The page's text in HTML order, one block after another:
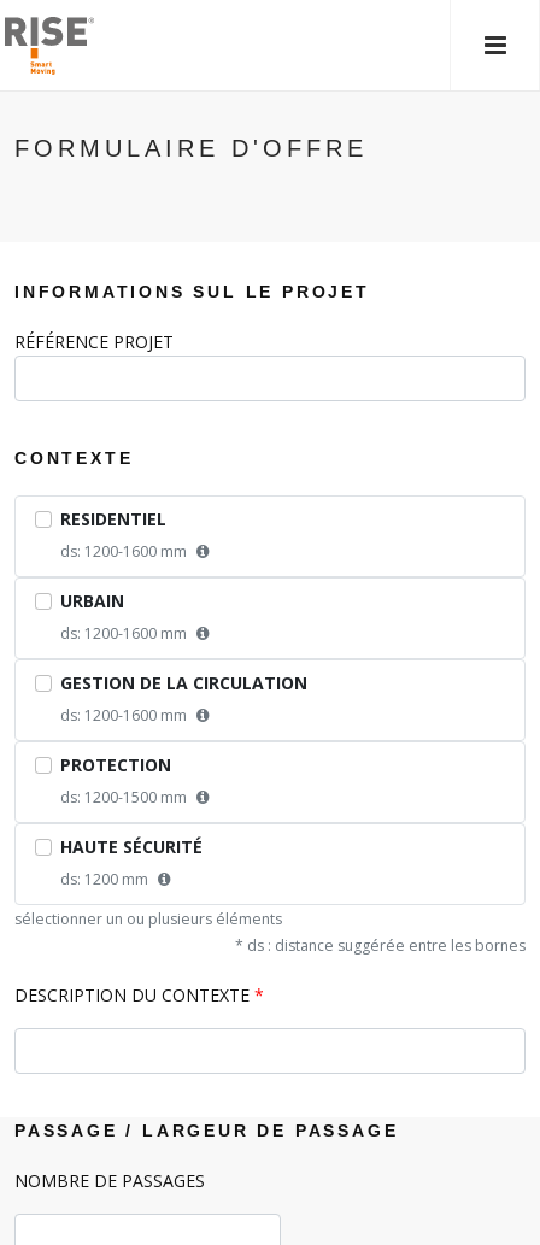
FORMULAIRE D'OFFRE
INFORMATIONS SUL LE PROJET
RÉFÉRENCE PROJET
CONTEXTE
Contexte
RESIDENTIEL
ds: 1200-1600 mm
URBAIN
ds: 1200-1600 mm
GESTION DE LA CIRCULATION
ds: 1200-1600 mm
PROTECTION
ds: 1200-1500 mm
HAUTE SÉCURITÉ
ds: 1200 mm
sélectionner un ou plusieurs éléments
* ds : distance suggérée entre les bornes
DESCRIPTION DU CONTEXTE *
PASSAGE / LARGEUR DE PASSAGE
NOMBRE DE PASSAGES